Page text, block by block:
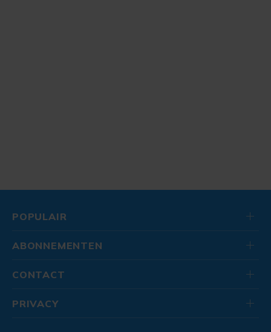
POPULAIR
ABONNEMENTEN
CONTACT
PRIVACY